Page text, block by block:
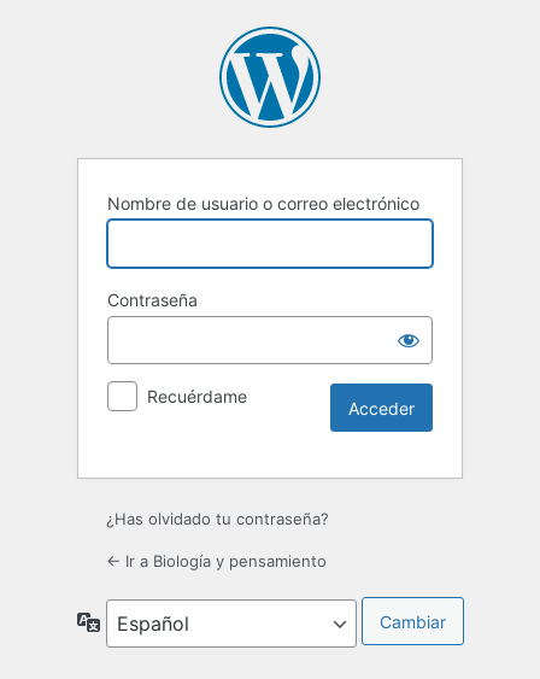
Nombre de usuario o correo electrónico
Contraseña
Recuérdame
¿Has olvidado tu contraseña?
← Ir a Biología y pensamiento
Idioma